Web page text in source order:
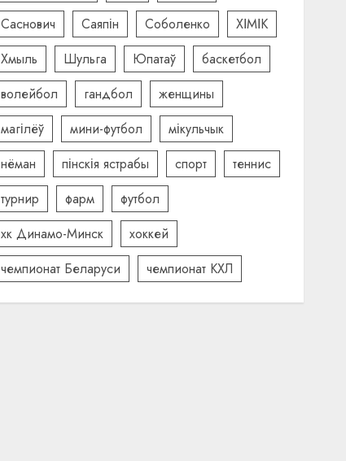
Саснович
Саяпін Соболенко
ХІМІК
Хмыль
Шульга Юпатаў
баскетбол
волейбол
гандбол
женщины
магілёў
мини-футбол
мікульчык
нёман
пінскія ястрабы спорт
теннис
турнир
фарм
футбол
хк Динамо-Минск
хоккей
чемпионат Беларуси
чемпионат КХЛ